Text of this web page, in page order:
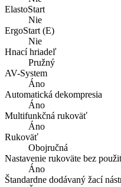
ElastoStart
Nie
ErgoStart (E)
Nie
Hnací hriadeľ
Pružný
AV-System
Áno
Automatická dekompresia
Áno
Multifunkčná rukoväť
Áno
Rukoväť
Obojručná
Nastavenie rukoväte bez
Áno
Štandardne dodávaný žací